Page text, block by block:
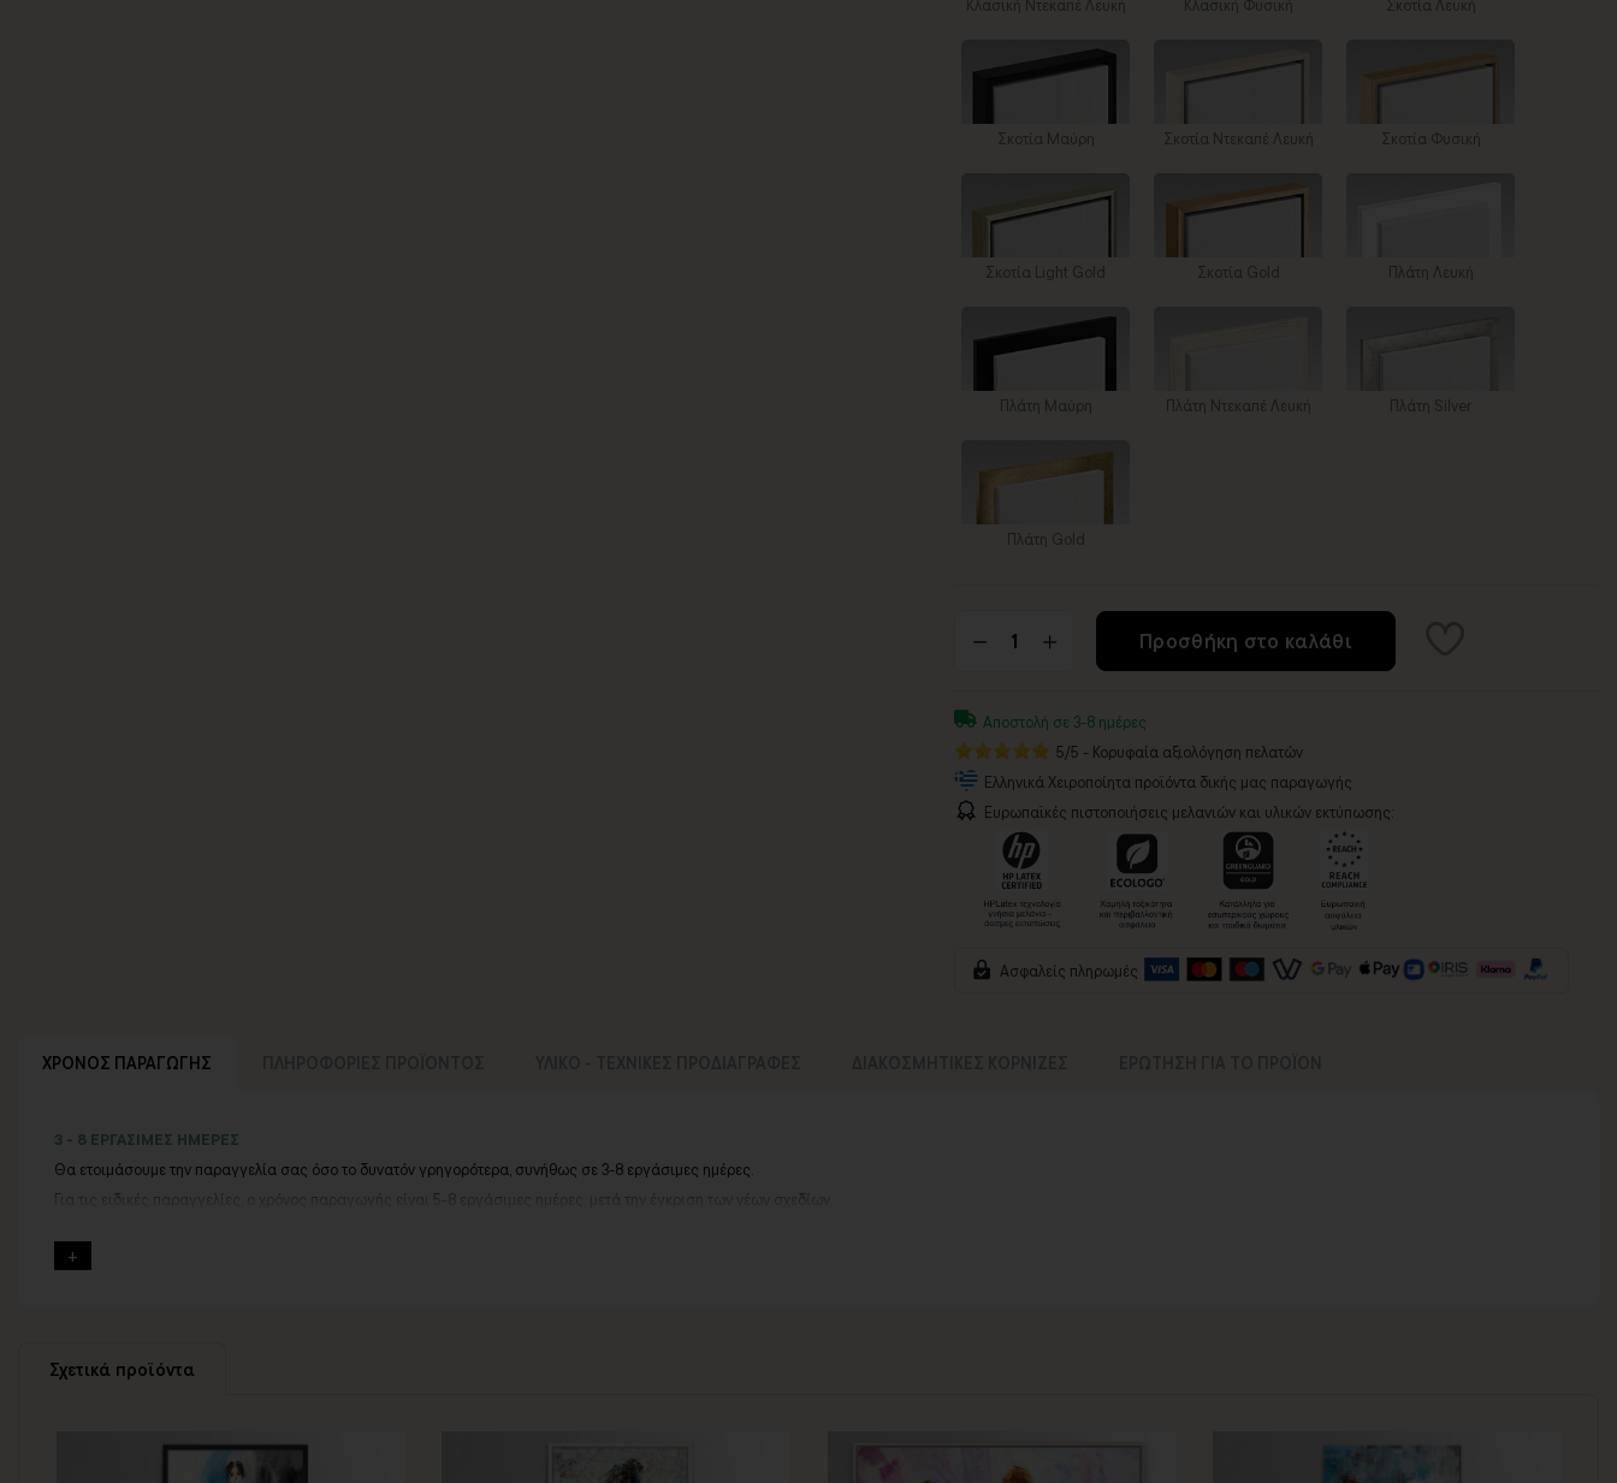
Κλασική Ντεκαπέ Λευκή Κλασική Φυσική Σκοτία Λευκή
Σκοτία Μαύρη Σκοτία Ντεκαπέ Λευκή Σκοτία Φυσική
Σκοτία Light Gold Σκοτία Gold Πλάτη Λευκή
Πλάτη Μαύρη Πλάτη Ντεκαπέ Λευκή Πλάτη Silver
Πλάτη Gold
Προσθήκη στο καλάθι
Αποστολή σε 3-8 ημέρες
5/5 - Κορυφαία αξιολόγηση πελατών
Ελληνικά Χειροποίητα προϊόντα δικής μας παραγωγής
Ευρωπαϊκές πιστοποιήσεις μελανιών και υλικών εκτύπωσης:
Ασφαλείς πληρωμές
ΧΡΟΝΟΣ ΠΑΡΑΓΩΓΗΣ
3 - 8 ΕΡΓΑΣΙΜΕΣ ΗΜΕΡΕΣ
Θα ετοιμάσουμε την παραγγελία σας όσο το δυνατόν γρηγορότερα, συνήθως σε 3-8 εργάσιμες ημέρες.
Για τις ειδικές παραγγελίες, ο χρόνος παραγωγής είναι 5-8 εργάσιμες ημέρες, μετά την έγκριση των νέων σχεδίων.
Εάν η αποστολή πραγματοποιείται κατά τη διάρκεια μεγάλων εορτών ή αργιών ή καλοκαιρινών διακοπών, μπορεί να χρειαστεί λίγος περισσότερος χρόνος για να παραδοθεί.
Σχετικά προϊόντα